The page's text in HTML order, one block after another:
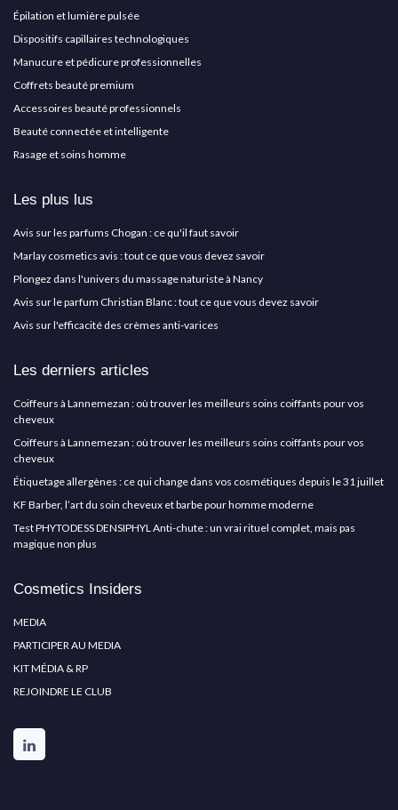
Épilation et lumière pulsée
Dispositifs capillaires technologiques
Manucure et pédicure professionnelles
Coffrets beauté premium
Accessoires beauté professionnels
Beauté connectée et intelligente
Rasage et soins homme
Les plus lus
Avis sur les parfums Chogan : ce qu'il faut savoir
Marlay cosmetics avis : tout ce que vous devez savoir
Plongez dans l'univers du massage naturiste à Nancy
Avis sur le parfum Christian Blanc : tout ce que vous devez savoir
Avis sur l'efficacité des crèmes anti-varices
Les derniers articles
Coiffeurs à Lannemezan : où trouver les meilleurs soins coiffants pour vos
cheveux
Coiffeurs à Lannemezan : où trouver les meilleurs soins coiffants pour vos
cheveux
Étiquetage allergènes : ce qui change dans vos cosmétiques depuis le 31 juillet
KF Barber, l’art du soin cheveux et barbe pour homme moderne
Test PHYTODESS DENSIPHYL Anti-chute : un vrai rituel complet, mais pas
magique non plus
Cosmetics Insiders
MEDIA
PARTICIPER AU MEDIA
KIT MÉDIA & RP
REJOINDRE LE CLUB